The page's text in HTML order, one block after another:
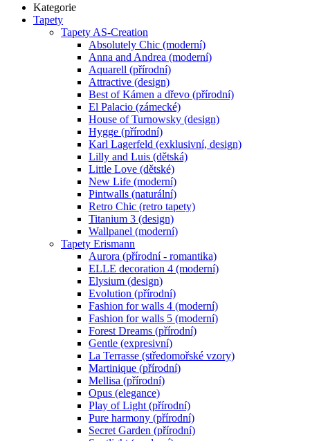
Kategorie
Tapety
Tapety AS-Creation
Absolutely Chic (moderní)
Anna and Andrea (moderní)
Aquarell (přírodní)
Attractive (design)
Best of Kámen a dřevo (přírodní)
El Palacio (zámecké)
House of Turnowsky (design)
Hygge (přírodní)
Karl Lagerfeld (exklusivní, design)
Lilly and Luis (dětská)
Little Love (dětské)
New Life (moderní)
Pintwalls (naturální)
Retro Chic (retro tapety)
Titanium 3 (design)
Wallpanel (moderní)
Tapety Erismann
Aurora (přírodní - romantika)
ELLE decoration 4 (moderní)
Elysium (design)
Evolution (přírodní)
Fashion for walls 4 (moderní)
Fashion for walls 5 (moderní)
Forest Dreams (přírodní)
Gentle (expresivní)
La Terrasse (středomořské vzory)
Martinique (přírodní)
Mellisa (přírodní)
Opus (elegance)
Play of Light (přírodní)
Pure harmony (přírodní)
Secret Garden (přírodní)